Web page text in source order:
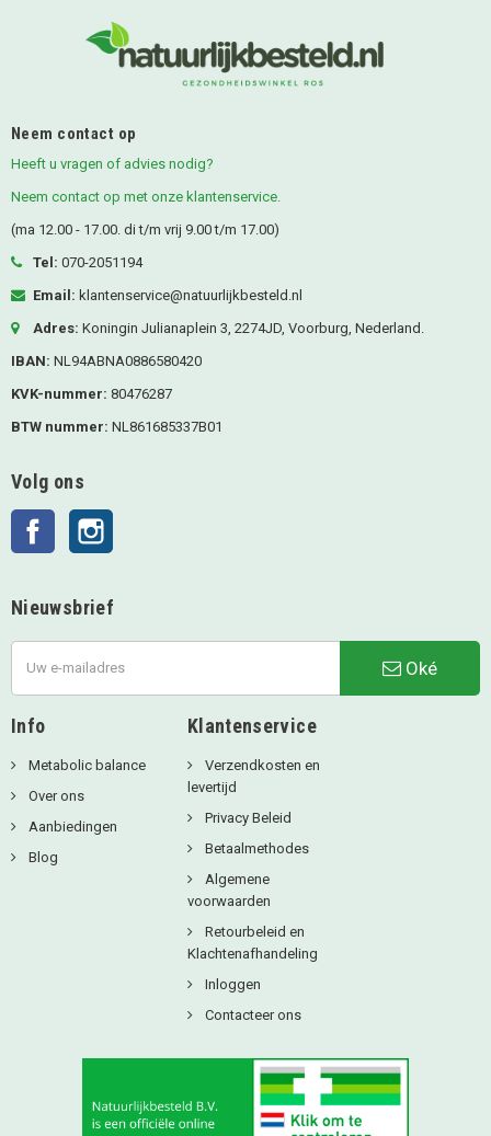
Neem contact op
Heeft u vragen of advies nodig?
Neem contact op met onze klantenservice.
(ma 12.00 - 17.00. di t/m vrij 9.00 t/m 17.00)
Tel: 070-2051194
Email: klantenservice@natuurlijkbesteld.nl
Adres: Koningin Julianaplein 3, 2274JD, Voorburg, Nederland.
IBAN: NL94ABNA0886580420
KVK-nummer: 80476287
BTW nummer: NL861685337B01
Volg ons
Facebook
Nieuwsbrief
Oké
Info
Metabolic balance
Over ons
Aanbiedingen
Blog
Klantenservice
Verzendkosten en
levertijd
Privacy Beleid
Betaalmethodes
Algemene
voorwaarden
Retourbeleid en
Klachtenafhandeling
Inloggen
Contacteer ons